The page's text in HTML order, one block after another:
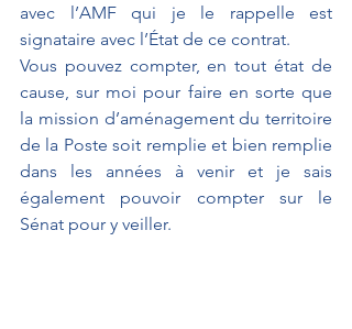
avec l’AMF qui je le rappelle est
signataire avec l’État de ce contrat.
Vous pouvez compter, en tout état de
cause, sur moi pour faire en sorte que
la mission d’aménagement du territoire
de la Poste soit remplie et bien remplie
dans les années à venir et je sais
également pouvoir compter sur le
Sénat pour y veiller.